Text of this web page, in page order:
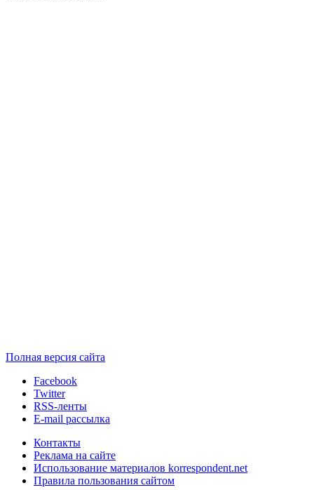
Полная версия сайта
Facebook
Twitter
RSS-ленты
E-mail рассылка
Контакты
Реклама на сайте
Использование материалов korrespondent.net
Правила пользования сайтом